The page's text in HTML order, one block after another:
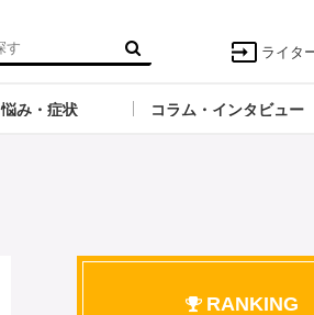
ライタ
悩み・症状 コラム・インタビュー
RANKING